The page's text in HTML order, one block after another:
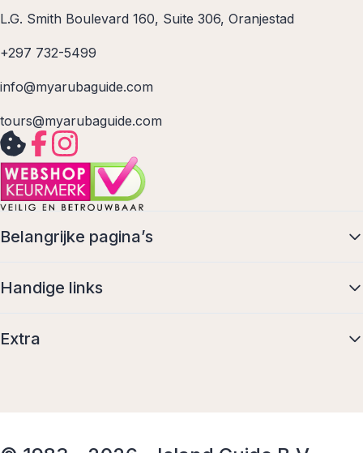
L.G. Smith Boulevard 160, Suite 306, Oranjestad
+297 732-5499
info@myarubaguide.com
tours@myarubaguide.com
Belangrijke pagina’s
Handige links
Extra